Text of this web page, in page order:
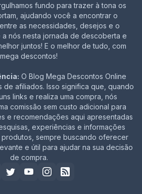
fundo para trazer à tona os
ajudando você a encontrar o
as necessidades, desejos e o
nós nesta jornada de descoberta e
juntos! E o melhor de tudo, com
mega descontos!
O Blog Mega Descontos Online
de afiliados. Isso significa que, quando
links e realiza uma compra, nós
comissão sem custo adicional para
e recomendações aqui apresentadas
experiências e informações
sempre buscando oferecer
e útil para ajudar na sua decisão
de compra.